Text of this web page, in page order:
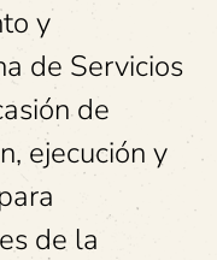
y
de Servicios
de
ejecución y
de la